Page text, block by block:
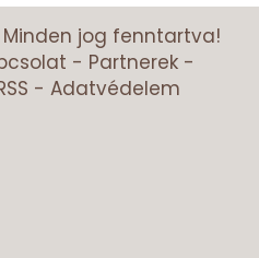
jog fenntartva!
- Partnerek-
- Adatvédelem